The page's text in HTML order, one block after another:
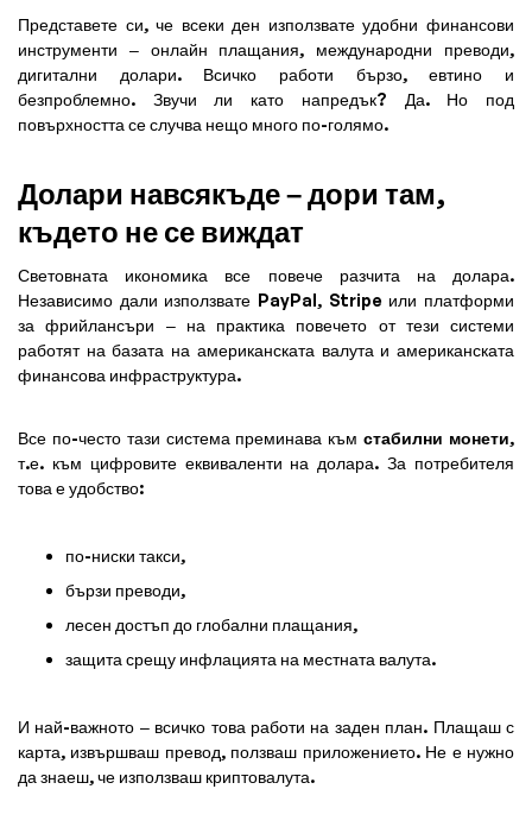
Представете си, че всеки ден използвате удобни финансови
инструменти – онлайн плащания, международни преводи,
дигитални долари. Всичко работи бързо, евтино и
безпроблемно. Звучи ли като напредък? Да. Но под
повърхността се случва нещо много по-голямо.
Долари навсякъде – дори там,
където не се виждат
Световната икономика все повече разчита на долара.
Независимо дали използвате PayPal, Stripe или платформи
за фрийлансъри – на практика повечето от тези системи
работят на базата на американската валута и американската
финансова инфраструктура.
Все по-често тази система преминава къмстабилни монети,
т.е. към цифровите еквиваленти на долара. За потребителя
това е удобство:
по-ниски такси,
бързи преводи,
лесен достъп до глобални плащания,
защита срещу инфлацията на местната валута.
И най-важното – всичко това работи на заден план. Плащаш с
карта, извършваш превод, ползваш приложението. Не е нужно
да знаеш, че използваш криптовалута.